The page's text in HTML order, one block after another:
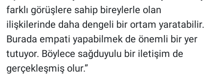
farklı görüşlere sahip bireylerle olan
ilişkilerinde daha dengeli bir ortam yaratabilir.
Burada empati yapabilmek de önemli bir yer
tutuyor. Böylece sağduyulu bir iletişim de
gerçekleşmiş olur.”